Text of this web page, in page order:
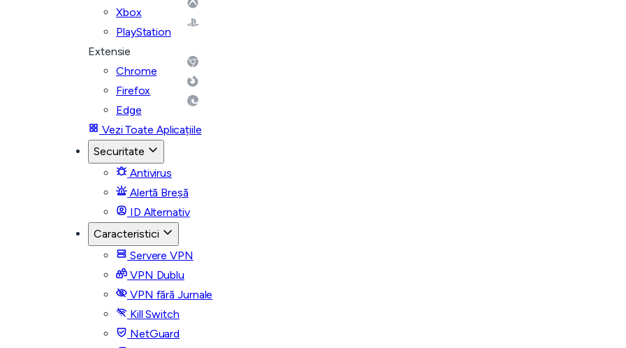
Xbox
PlayStation
Extensie
Chrome
Firefox
Edge
Vezi Toate Aplicațiile
Securitate
Antivirus
Alertă Breșă
ID Alternativ
Caracteristici
Servere VPN
VPN Dublu
VPN fără Jurnale
Kill Switch
NetGuard